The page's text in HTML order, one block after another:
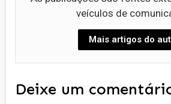
veículos de
Mais artigos do
Deixe um